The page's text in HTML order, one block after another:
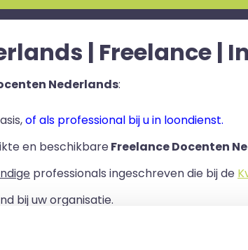
| Freelance |
Nederlands:
of als professional bij u in loondienst.
en beschikbareFreelance Docenten
professionals ingeschreven die bij de
bij uw organisatie.